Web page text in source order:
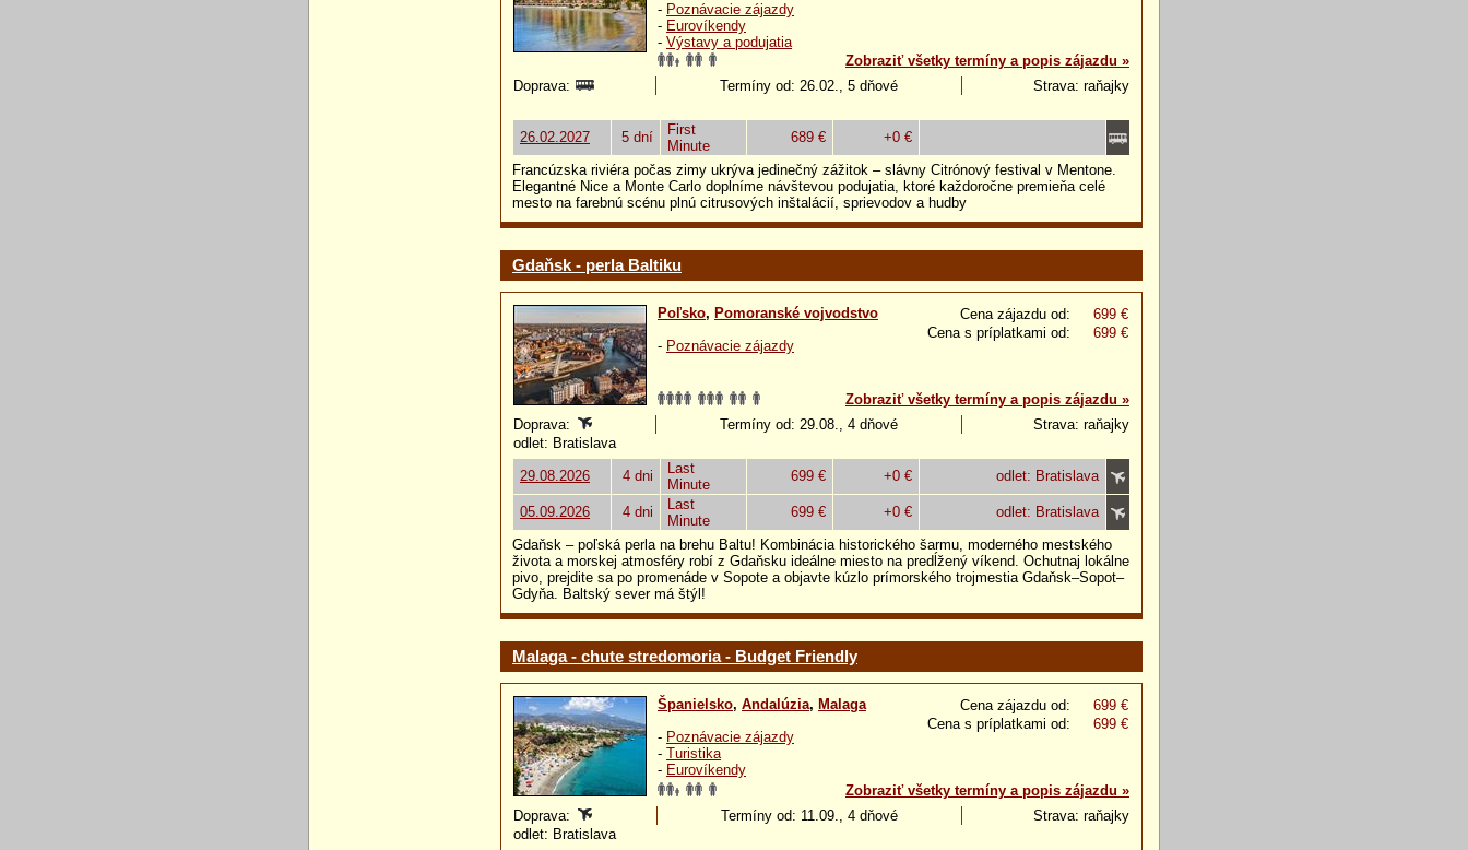
- Poznávacie zájazdy
- Eurovíkendy
- Výstavy a podujatia
Zobraziť všetky termíny a popis zájazdu »
Doprava:
Termíny od: 26.02., 5 dňové Strava: raňajky
26.02.2027 5 dní
First
Minute
689 €
+0 €
Francúzska riviéra počas zimy ukrýva jedinečný zážitok – slávny Citrónový festival v Mentone.
Elegantné Nice a Monte Carlo doplníme návštevou podujatia, ktoré každoročne premieňa celé
mesto na farebnú scénu plnú citrusových inštalácií, sprievodov a hudby
Gdaňsk - perla Baltiku
Cena zájazdu od:
699 €
Cena s príplatkami od:
699 €
Poľsko, Pomoranské vojvodstvo
- Poznávacie zájazdy
Zobraziť všetky termíny a popis zájazdu »
Doprava:
Termíny od: 29.08., 4 dňové
Strava: raňajky
odlet: Bratislava
29.08.2026
4 dni
Last
Minute
699 € +0 € odlet: Bratislava
05.09.2026 4 dni
Last
Minute
699 € +0 €
odlet: Bratislava
Gdaňsk – poľská perla na brehu Baltu! Kombinácia historického šarmu, moderného mestského
života a morskej atmosféry robí z Gdaňsku ideálne miesto na predĺžený víkend. Ochutnaj lokálne
pivo, prejdite sa po promenáde v Sopote a objavte kúzlo prímorského trojmestia Gdaňsk–Sopot–
Gdyňa. Baltský sever má štýl!
Malaga - chute stredomoria - Budget Friendly
Cena zájazdu od:
699 €
Cena s príplatkami od:
699 €
Španielsko, Andalúzia, Malaga
- Poznávacie zájazdy
- Turistika
- Eurovíkendy
Zobraziť všetky termíny a popis zájazdu »
Doprava:
Termíny od: 11.09., 4 dňové
Strava: raňajky
odlet: Bratislava